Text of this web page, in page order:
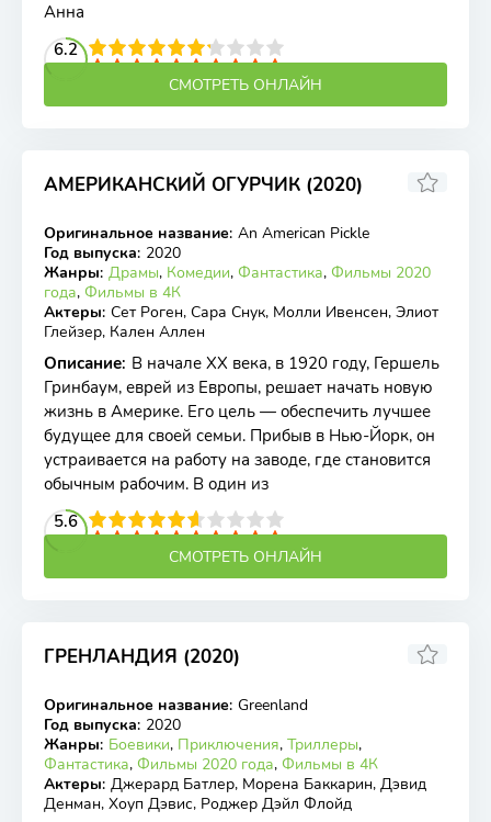
Анна
6.2
4 5 6 7 8 9 10
СМОТРЕТЬ ОНЛАЙН
АМЕРИКАНСКИЙ ОГУРЧИК (2020)
WEB-DL
6 5.7
Оригинальное название: An American Pickle
Год выпуска: 2020
Жанры: Драмы, Комедии, Фантастика, Фильмы 2020
года, Фильмы в 4К
Актеры: Сет Роген, Сара Снук, Молли Ивенсен, Элиот
Глейзер, Кален Аллен
Описание: В начале XX века, в 1920 году, Гершель
Гринбаум, еврей из Европы, решает начать новую
жизнь в Америке. Его цель — обеспечить лучшее
будущее для своей семьи. Прибыв в Нью-Йорк, он
устраивается на работу на заводе, где становится
обычным рабочим. В один из
5.6
4 5 6 7 8 9 10
СМОТРЕТЬ ОНЛАЙН
ГРЕНЛАНДИЯ (2020)
BDRip
6.91
Оригинальное название: Greenland
Год выпуска: 2020
Жанры: Боевики, Приключения, Триллеры,
Фантастика, Фильмы 2020 года, Фильмы в 4К
Актеры: Джерард Батлер, Морена Баккарин, Дэвид
Денман, Хоуп Дэвис, Роджер Дэйл Флойд